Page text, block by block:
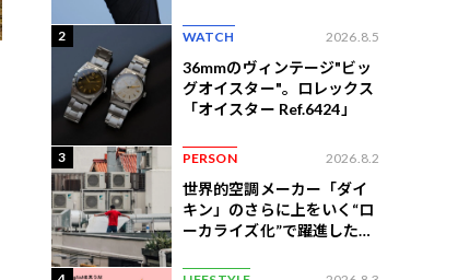
2 WATCH 2026.8.5
36mmのヴィンテージ"ビッ
グオイスター"。ロレックス
「オイスター Ref.6424」
3 PERSON 2026.8.2
世界的空調メーカー「ダイ
キン」のさらに上をいく“ロ
ーカライズ化”で躍進したイ